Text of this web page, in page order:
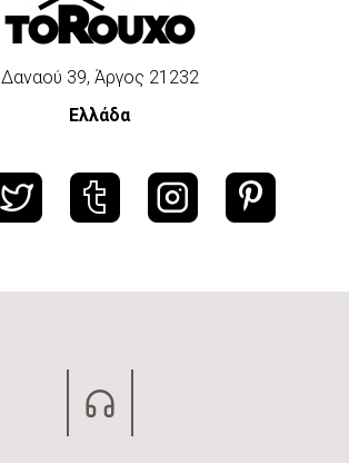
Δαναού 39, Άργος 21232
Ελλάδα